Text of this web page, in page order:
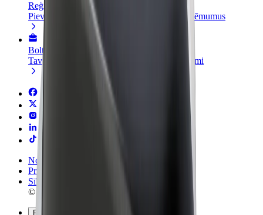
Reģistrējies kā autoparka īpašnieks
Pievieno savu autoparku Bolt un palielini ieņēmumus
Bolt for Business
Tavam uzņēmumam pielāgoti Bolt pakalpojumi
Noteikumi un nosacījumi
Privātuma politika
Sīkdatnes
© 2026 Bolt Technology OÜ
Pakalpojumi